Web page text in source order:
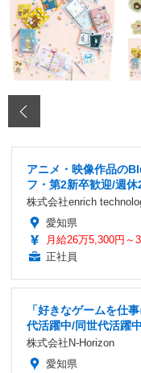
アニメ・映像作品の
フ・第2新卒歓迎/週休
株式会社enrich
愛知県
月給26万5,300円～
正社員
「好きなゲームを仕
代活躍中/同世代活躍中
株式会社N-Horizon
愛知県